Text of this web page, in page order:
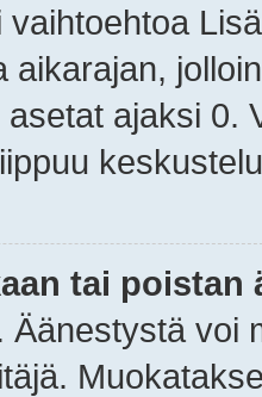
aikarajan,
ajaksi 0.
tai poistan
Äänestystä voi